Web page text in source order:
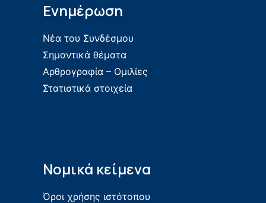
Ενημέρωση
Νέα του Συνδέσμου
Σημαντικά θέματα
Αρθρογραφία – Ομιλίες
Στατιστικά στοιχεία
Νομικά κείμενα
Όροι χρήσης ιστότοπου